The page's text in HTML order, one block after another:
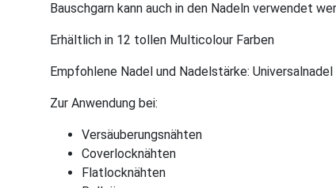
Bauschgarn kann auch in den Nadeln verwendet
Erhältlich in 12 tollen Multicolour Farben
Empfohlene Nadel und Nadelstärke:
Zur Anwendung bei:
Versäuberungsnähten
Coverlocknähten
Flatlocknähten